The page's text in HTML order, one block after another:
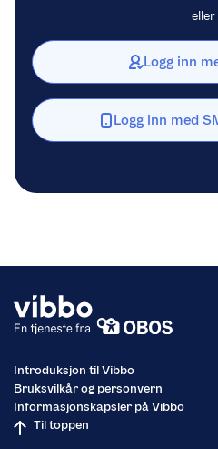
eller
Logg inn
Logg inn med
Introduksjon til Vibbo
Bruksvilkår og personvern
Informasjonskapsler på Vibbo
Til toppen